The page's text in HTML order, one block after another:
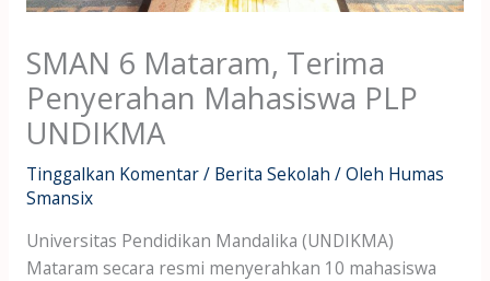
SMAN 6 Mataram, Terima
Penyerahan Mahasiswa PLP
UNDIKMA
Tinggalkan Komentar/ Berita Sekolah / Oleh Humas
Smansix
Universitas Pendidikan Mandalika (UNDIKMA)
Mataram secara resmi menyerahkan 10 mahasiswa